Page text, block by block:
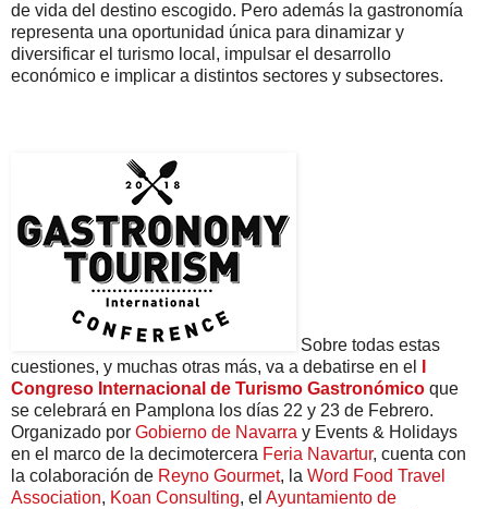
de vida del destino escogido. Pero además la gastronomía
representa una oportunidad única para dinamizar y
diversificar el turismo local, impulsar el desarrollo
económico e implicar a distintos sectores y subsectores.
Sobre todas estas
cuestiones, y muchas otras más, va a debatirse en el
Congreso Internacional de Turismo Gastronómico que
se celebrará en Pamplona los días 22 y 23 de Febrero.
Organizado por Gobierno de Navarra y Events & Holidays
en el marco de la decimotercera Feria Navartur, cuenta con
la colaboración de Reyno Gourmet, la Word Food Travel
Association, Koan Consulting, el Ayuntamiento de